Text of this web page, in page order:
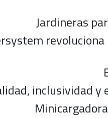
Jardineras
inclusividad y